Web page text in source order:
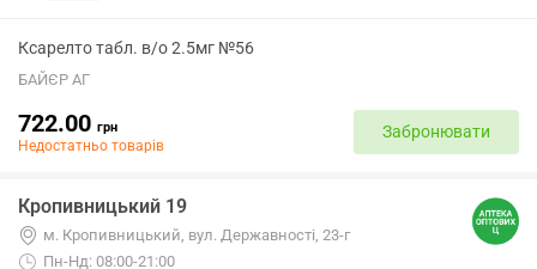
Ксарелто табл. в/о 2.5мг №56
БАЙЄР АГ
722.00 грн
Недостатньо товарів
Забронювати
Кропивницький 19
м. Кропивницький, вул. Державності, 23-г
Пн-Нд: 08:00-21:00